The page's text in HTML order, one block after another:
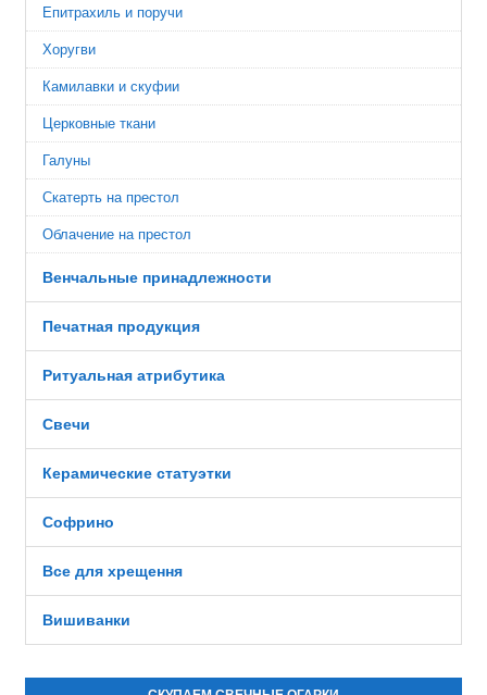
Епитрахиль и поручи
Хоругви
Камилавки и скуфии
Церковные ткани
Галуны
Скатерть на престол
Облачение на престол
Венчальные принадлежности
Печатная продукция
Ритуальная атрибутика
Свечи
Керамические статуэтки
Софрино
Все для хрещення
Вишиванки